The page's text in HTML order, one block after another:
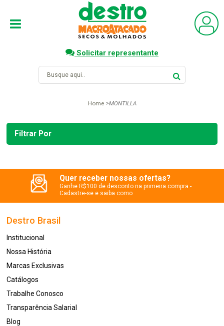
Solicitar representante
Home MONTILLA
Filtrar Por
Quer receber nossas ofertas?
Ganhe R$100 de desconto na primeira compra -
Cadastre-se e saiba como
Destro Brasil
Institucional
Nossa História
Marcas Exclusivas
Catálogos
Trabalhe Conosco
Transparência Salarial
Blog